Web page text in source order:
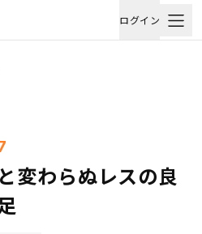
ログイン
変わらぬレスの良